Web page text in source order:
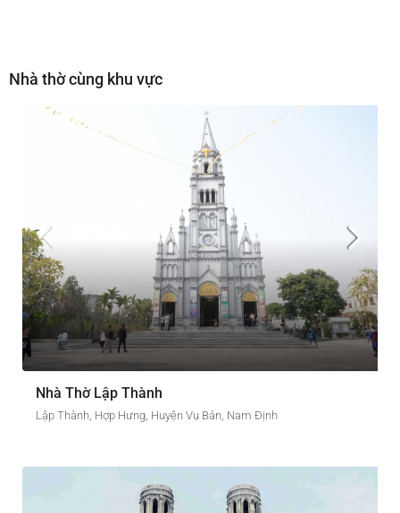
Nhà thờ cùng khu vực
Nhà Thờ Lập Thành
Lập Thành, Hợp Hưng, Huyện Vụ Bản, Nam Định